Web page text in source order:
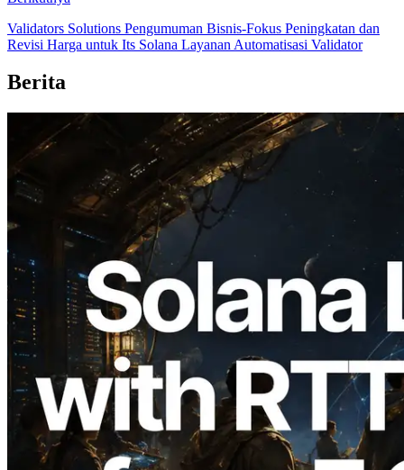
Validators Solutions Pengumuman Bisnis-Fokus Peningkatan dan
Revisi Harga untuk Its Solana Layanan Automatisasi Validator
Berita
2026.08.05
ERPC Memperluas Solana Leader Slot
API dengan Pengukuran Ping dari 7
Region Global — Validators Information
API Juga Diluncurkan